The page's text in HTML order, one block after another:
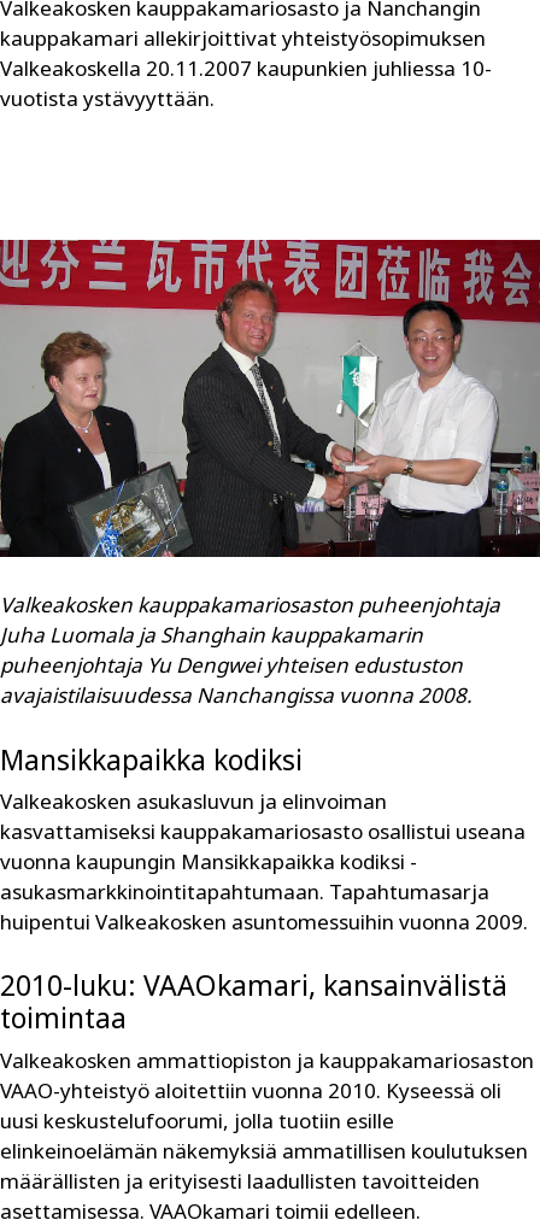
Valkeakosken kauppakamariosasto ja Nanchangin
kauppakamari allekirjoittivat yhteistyösopimuksen
Valkeakoskella 20.11.2007 kaupunkien juhliessa 10-
vuotista ystävyyttään.
Valkeakosken kauppakamariosaston ­puheenjohtaja
Juha Luomala ja Shang­hain kauppakamarin
puheenjohtaja Yu Dengwei yhteisen edustuston
avajaistilaisuudessa Nanchangissa vuonna 2008.
Mansikkapaikka kodiksi
Valkeakosken asukasluvun ja elinvoiman
kasvattamiseksi kauppakamariosasto osallistui useana
vuonna kaupungin Mansikkapaikka kodiksi -
asukasmarkkinointitapahtumaan. Tapahtumasarja
huipentui Valkeakosken asuntomessuihin vuonna 2009.
2010-luku: VAAOkamari, kansainvälistä
toimintaa
Valkeakosken ammattiopiston ja kauppakamariosaston
VAAO-yhteistyö aloitettiin vuonna 2010. Kyseessä oli
uusi keskustelufoorumi, jolla tuotiin esille
elinkeinoelämän näkemyksiä ammatillisen koulutuksen
määrällisten ja erityisesti laadullisten tavoitteiden
asettamisessa. VAAOkamari toimii edelleen.